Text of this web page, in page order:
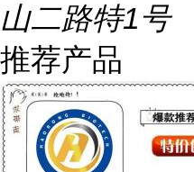
山二路特1号
推荐产品